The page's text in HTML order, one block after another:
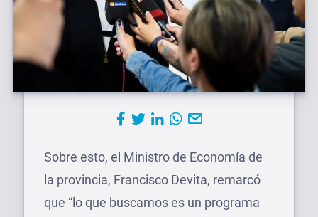
Sobre esto, el Ministro de Economía de
la provincia, Francisco Devita, remarcó
que “lo que buscamos es un programa